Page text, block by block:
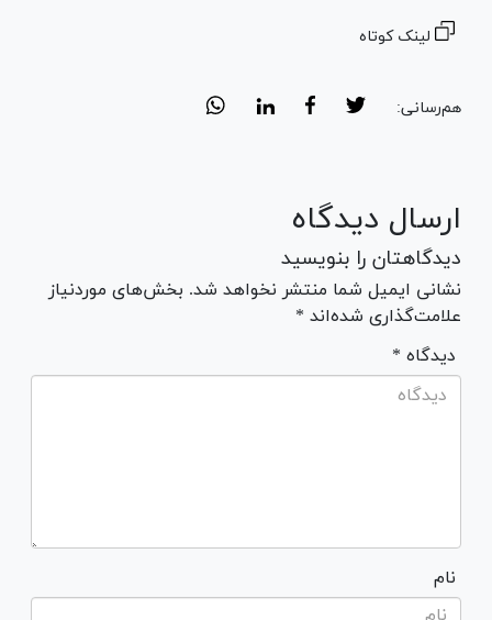
لینک کوتاه
هم‌رسانی:
ارسال دیدگاه
دیدگاهتان را بنویسید
نشانی ایمیل شما منتشر نخواهد شد. بخش‌های موردنیاز
علامت‌گذاری شده‌اند *
* دیدگاه
نام